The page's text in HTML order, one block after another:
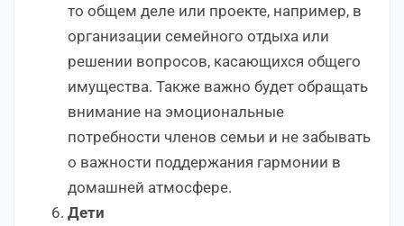
то общем деле или проекте, например, в
организации семейного отдыха или
решении вопросов, касающихся общего
имущества. Также важно будет обращать
внимание на эмоциональные
потребности членов семьи и не забывать
о важности поддержания гармонии в
домашней атмосфере.
Дети